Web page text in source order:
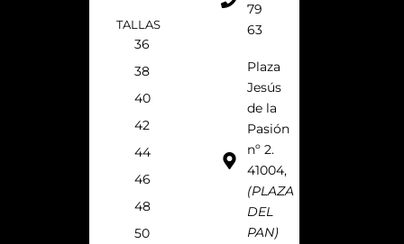
TALLAS
36
38
40
42
44
46
48
50
79
63
Plaza
Jesús
de la
Pasión
nº 2.
41004,
(PLAZA
DEL
PAN)